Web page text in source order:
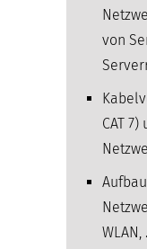
von
CAT
WLAN,